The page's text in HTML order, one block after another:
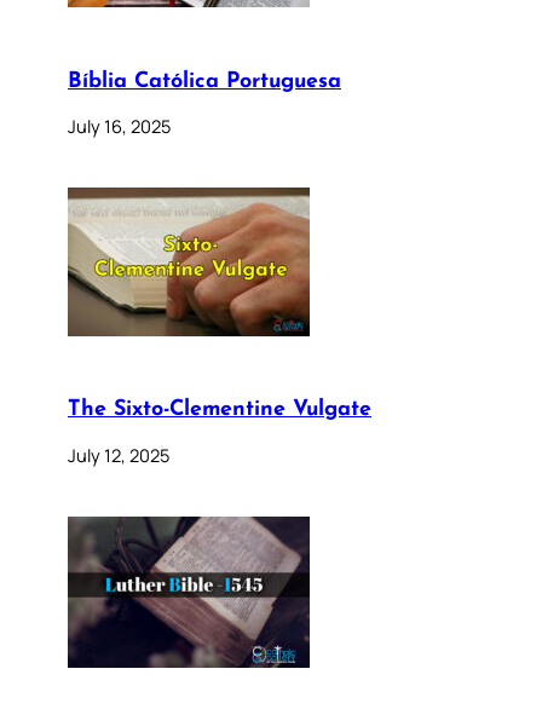
Bíblia Católica Portuguesa
July 16, 2025
The Sixto-Clementine Vulgate
July 12, 2025